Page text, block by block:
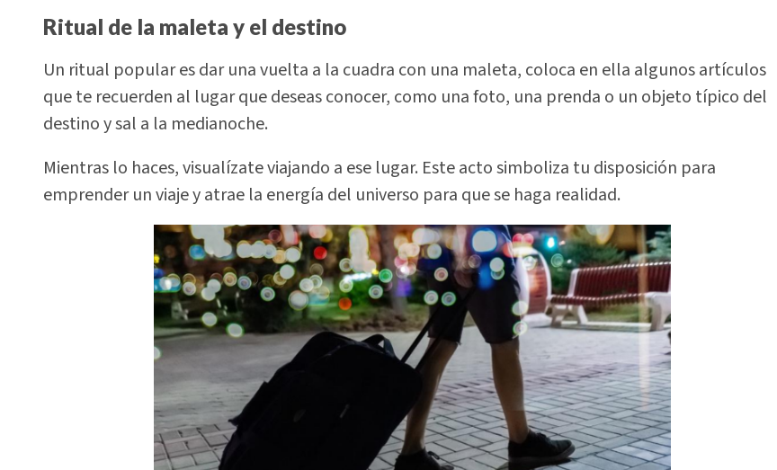
Ritual de la maleta y el destino
Un ritual popular es dar una vuelta a la cuadra con una maleta, coloca en ella algunos artículos
que te recuerden al lugar que deseas conocer, como una foto, una prenda o un objeto típico del
destino y sal a la medianoche.
Mientras lo haces, visualízate viajando a ese lugar. Este acto simboliza tu disposición para
emprender un viaje y atrae la energía del universo para que se haga realidad.